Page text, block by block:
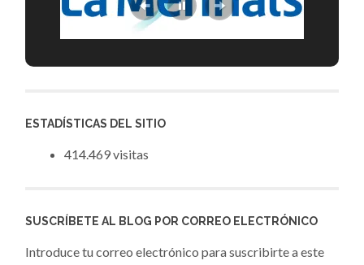
ESTADÍSTICAS DEL SITIO
414.469 visitas
SUSCRÍBETE AL BLOG POR CORREO ELECTRÓNICO
Introduce tu correo electrónico para suscribirte a este